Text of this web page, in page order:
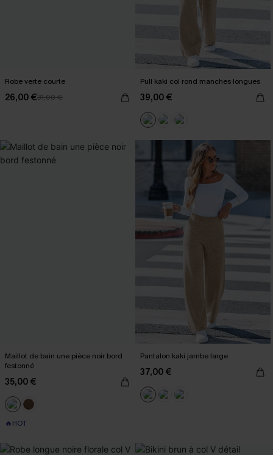
Robe verte courte
26,00 €31,00 €
Pull kaki col rond manches longues
39,00 €
Maillot de bain une pièce noir bord
festonné
35,00 €
🔥HOT
Pantalon kaki jambe large
37,00 €